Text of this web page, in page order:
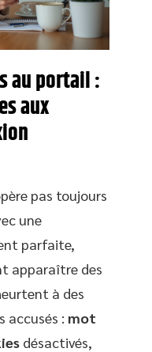
au portail :
aux
pas toujours
une
parfaite,
apparaître des
à des
accusés : mot
désactivés,